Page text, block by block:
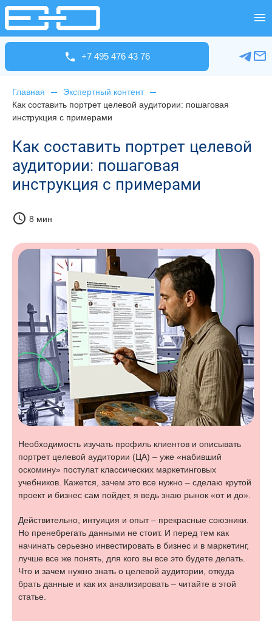
+7 495 476 43 76
Главная
Экспертный контент
Как составить портрет целевой аудитории: пошаговая
инструкция с примерами
Как составить портрет целевой
аудитории: пошаговая
инструкция с примерами
schedule 8 мин
Необходимость изучать профиль клиентов и описывать
портрет целевой аудитории (ЦА) – уже «набивший
оскомину» постулат классических маркетинговых
учебников. Кажется, зачем это все нужно – сделаю крутой
проект и бизнес сам пойдет, я ведь знаю рынок «от и до».
Действительно, интуиция и опыт – прекрасные союзники.
Но пренебрегать данными не стоит. И перед тем как
начинать серьезно инвестировать в бизнес и в маркетинг,
лучше все же понять, для кого вы все это будете делать.
Что и зачем нужно знать о целевой аудитории, откуда
брать данные и как их анализировать – читайте в этой
статье.